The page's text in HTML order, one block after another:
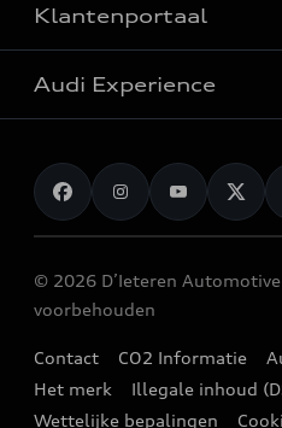
Plug-in hybrides wagens
Gezinswagens
Stadswagens
Een testrit aanvragen
Een offerte aanvragen
Audi stockwagens
Particulieren
Professionals
Klantenportaal
Onderhoud & reparatie
Originele Audi Accessoires
myAudi
Terugroepacties
Audi digital services
Audi verdelers
Audi Experience
Laden
Audi Sport
Audi e-shop
Stories of Progress
© 2026 D’Ieteren
voorbehouden
Contact CO2 Informatie
Het merk
Illegale inhoud
Wettelijke bepalingen